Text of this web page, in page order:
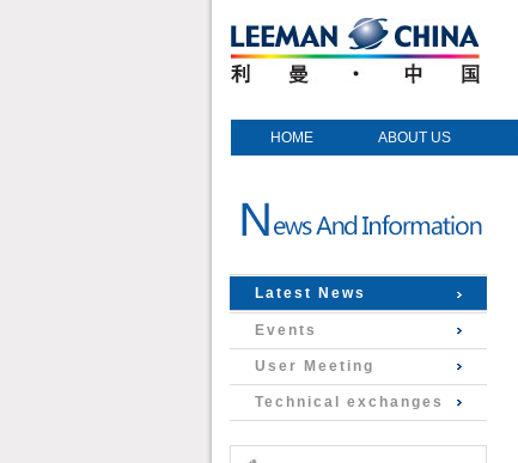
HOME ABOUT US
Latest News
Events
User Meeting
Technical exchanges